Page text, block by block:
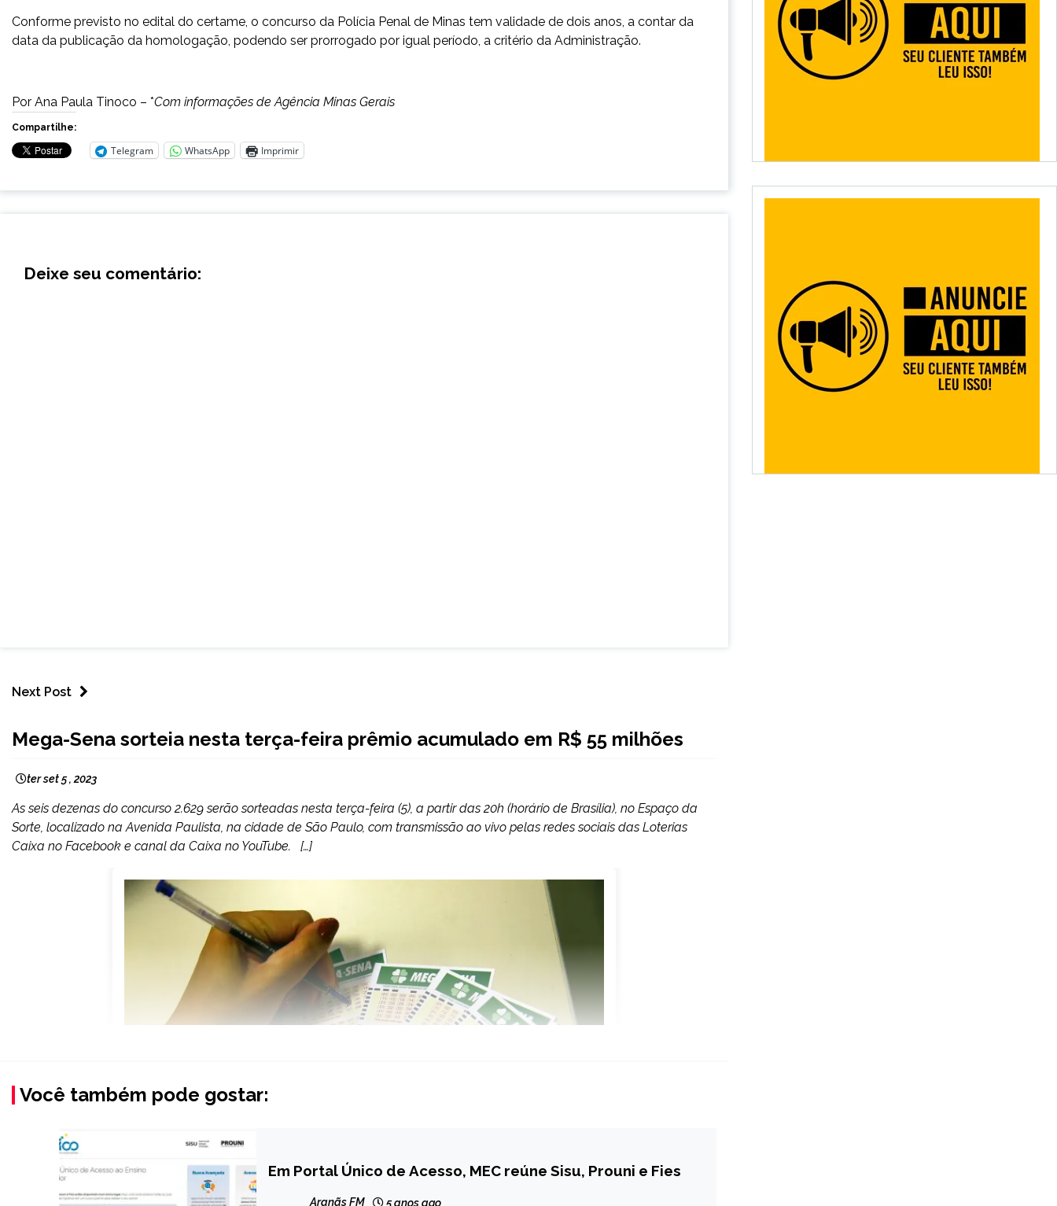
Conforme previsto no edital do certame, o concurso da Polícia Penal de Minas tem validade de dois anos, a contar da
data da publicação da homologação, podendo ser prorrogado por igual período, a critério da Administração.
Por Ana Paula Tinoco – *Com informações de Agência Minas Gerais
Compartilhe:
Telegram WhatsApp Imprimir
Deixe seu comentário:
Next Post
CAPELINHA
GERAIS
NOTÍCIAS
Mega-Sena sorteia nesta terça-feira prêmio acumulado em R$ 55 milhões
ter set 5 , 2023
As seis dezenas do concurso 2.629 serão sorteadas nesta terça-feira (5), a partir das 20h (horário de Brasília), no Espaço da
Sorte, localizado na Avenida Paulista, na cidade de São Paulo, com transmissão ao vivo pelas redes sociais das Loterias
Caixa no Facebook e canal da Caixa no YouTube. […]
Você também pode gostar:
BRASIL
NOTÍCIAS
Em Portal Único de Acesso, MEC reúne Sisu, Prouni e Fies
Aranãs FM 5 anos ago